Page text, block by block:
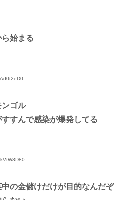
始まる
ゴル
すんで感染が爆発してる
の金儲けだけが目的なんだぞ